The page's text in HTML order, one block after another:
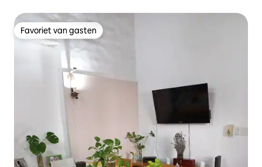
Favoriet van gasten
Favoriet van gasten